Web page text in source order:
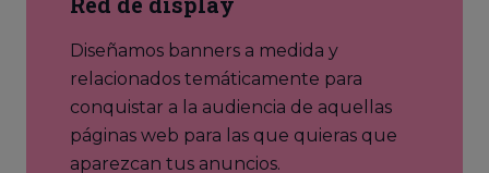
Diseñamos banners a medida y
relacionados temáticamente para
conquistar a la audiencia de aquellas
páginas web para las que quieras que
aparezcan tus anuncios.